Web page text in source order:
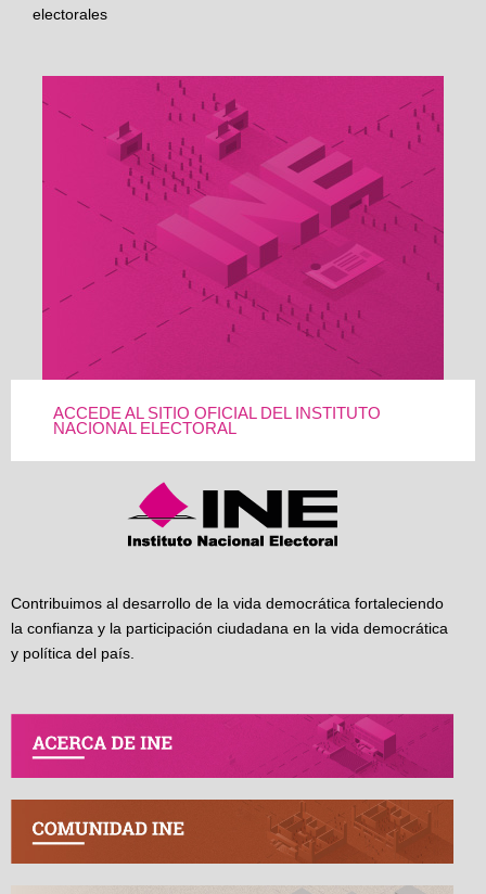
electorales
ACCEDE AL SITIO OFICIAL DEL INSTITUTO
NACIONAL ELECTORAL
Contribuimos al desarrollo de la vida democrática fortaleciendo
la confianza y la participación ciudadana en la vida democrática
y política del país.